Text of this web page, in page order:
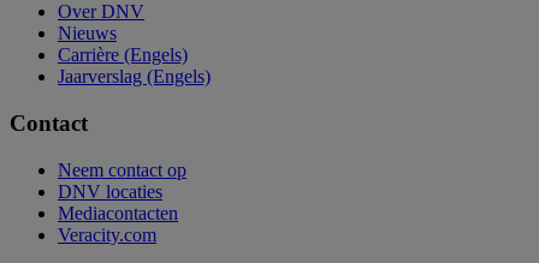
Over DNV
Nieuws
Carrière (Engels)
Jaarverslag (Engels)
Contact
Neem contact op
DNV locaties
Mediacontacten
Veracity.com